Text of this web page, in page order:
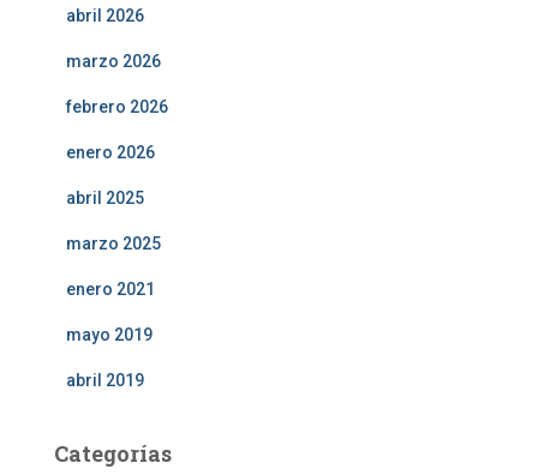
abril 2026
marzo 2026
febrero 2026
enero 2026
abril 2025
marzo 2025
enero 2021
mayo 2019
abril 2019
Categorías